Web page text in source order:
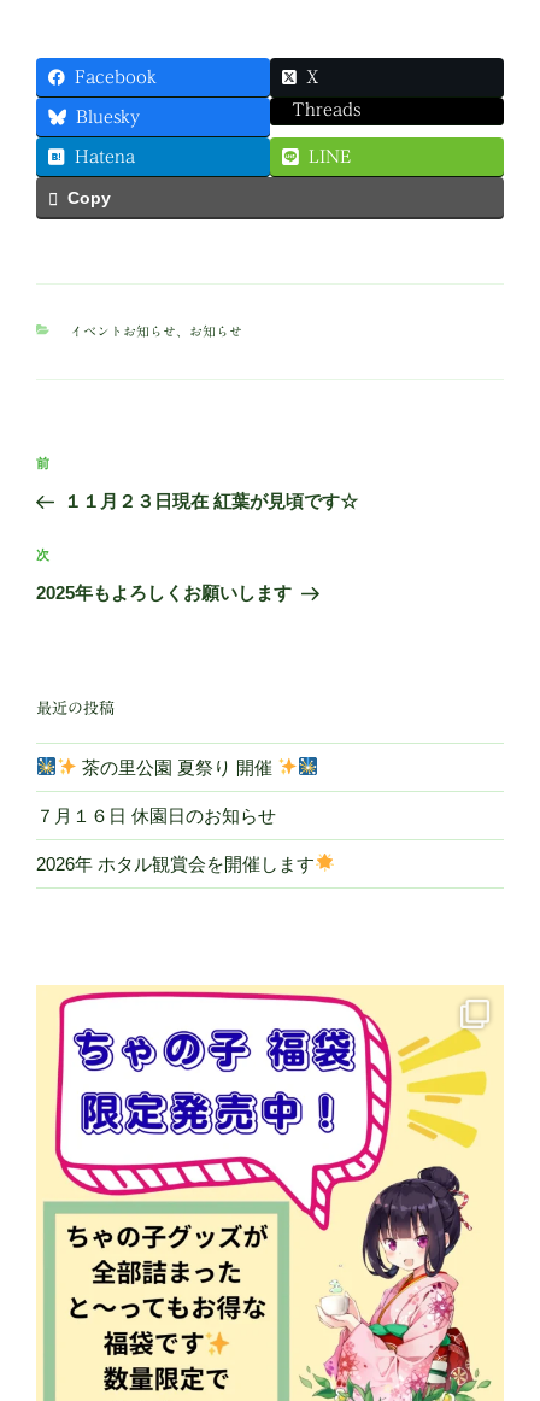
Facebook X
Bluesky Threads
Hatena LINE
Copy
カ
イベントお知らせ、 お知らせ
投
ビ
ゲ
ン
前
の
稿
前
１１月２３日現在 紅葉が見頃です☆
次
の
次
2025年もよろしくお願いします
最近の投稿
茶の里公園 夏祭り 開催
７月１６日 休園日のお知らせ
2026年 ホタル観賞会を開催します